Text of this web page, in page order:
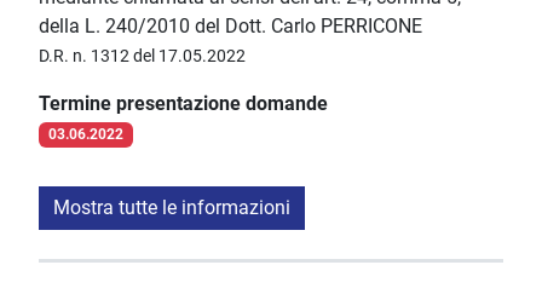
della L. 240/2010 del Dott. Carlo PERRICONE
D.R. n. 1312 del 17.05.2022
Termine presentazione domande
03.06.2022
Mostra tutte le informazioni